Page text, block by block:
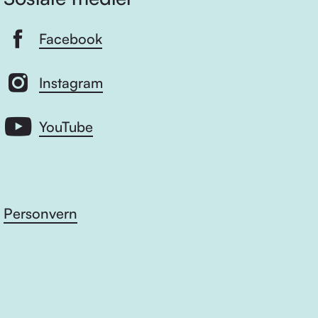
Facebook
Instagram
YouTube
Personvern